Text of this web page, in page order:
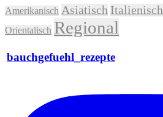
Amerikanisch Asiatisch Italienisch
Orientalisch Regional
bauchgefuehl_rezepte